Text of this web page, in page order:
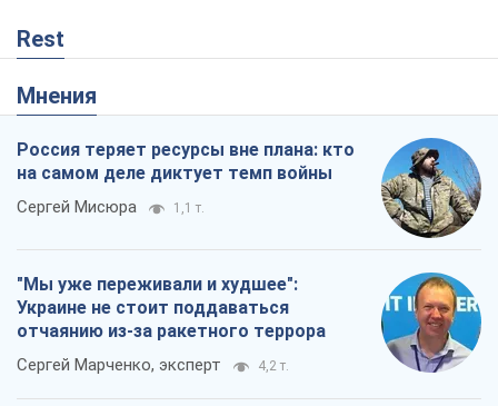
Rest
Мнения
Россия теряет ресурсы вне плана: кто
на самом деле диктует темп войны
Сергей Мисюра 1,1 т.
"Мы уже переживали и худшее":
Украине не стоит поддаваться
отчаянию из-за ракетного террора
Сергей Марченко, эксперт 4,2 т.